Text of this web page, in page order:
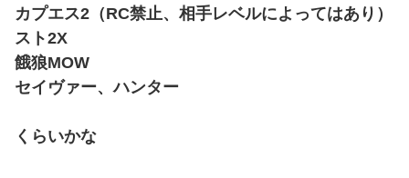
カプエス2（RC禁止、相手レベルによってはあり）
スト2X
餓狼MOW
セイヴァー、ハンター
くらいかな